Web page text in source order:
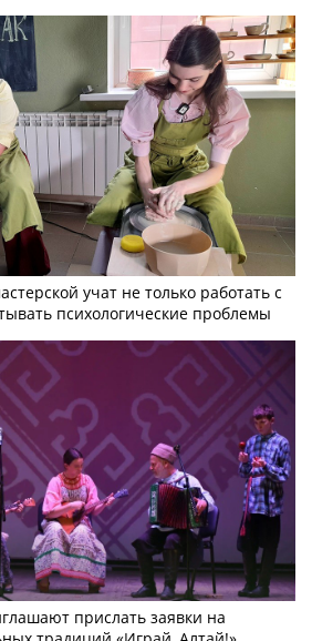
учат не только работать с
психологические проблемы
прислать заявки на